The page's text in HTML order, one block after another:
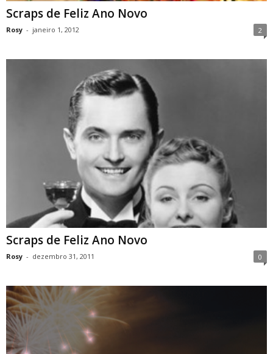
Scraps de Feliz Ano Novo
Rosy - janeiro 1, 2012 2
Scraps de Feliz Ano Novo
Rosy - dezembro 31, 2011 0